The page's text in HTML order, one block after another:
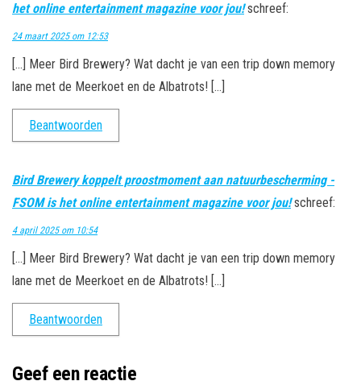
het online entertainment magazine voor jou! schreef:
24 maart 2025 om 12:53
[…] Meer Bird Brewery? Wat dacht je van een trip down memory
lane met de Meerkoet en de Albatrots! […]
Beantwoorden
Bird Brewery koppelt proostmoment aan natuurbescherming -
FSOM is het online entertainment magazine voor jou! schreef:
4 april 2025 om 10:54
[…] Meer Bird Brewery? Wat dacht je van een trip down memory
lane met de Meerkoet en de Albatrots! […]
Beantwoorden
Geef een reactie